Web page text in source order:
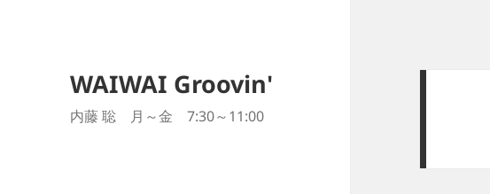
WAIWAI Groovin'
内藤 聡 月～金 7:30～11:00